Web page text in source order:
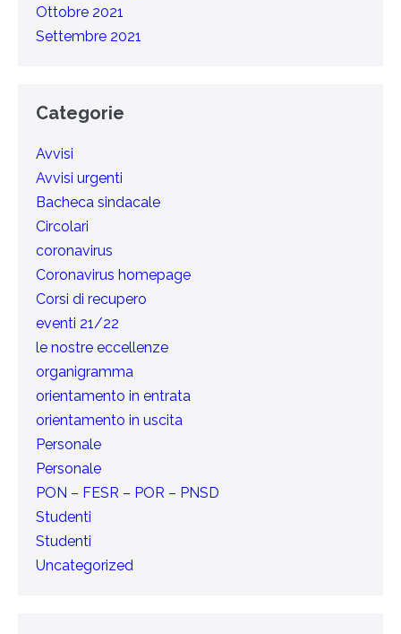
Ottobre 2021
Settembre 2021
Categorie
Avvisi
Avvisi urgenti
Bacheca sindacale
Circolari
coronavirus
Coronavirus homepage
Corsi di recupero
eventi 21/22
le nostre eccellenze
organigramma
orientamento in entrata
orientamento in uscita
Personale
Personale
PON – FESR – POR – PNSD
Studenti
Studenti
Uncategorized